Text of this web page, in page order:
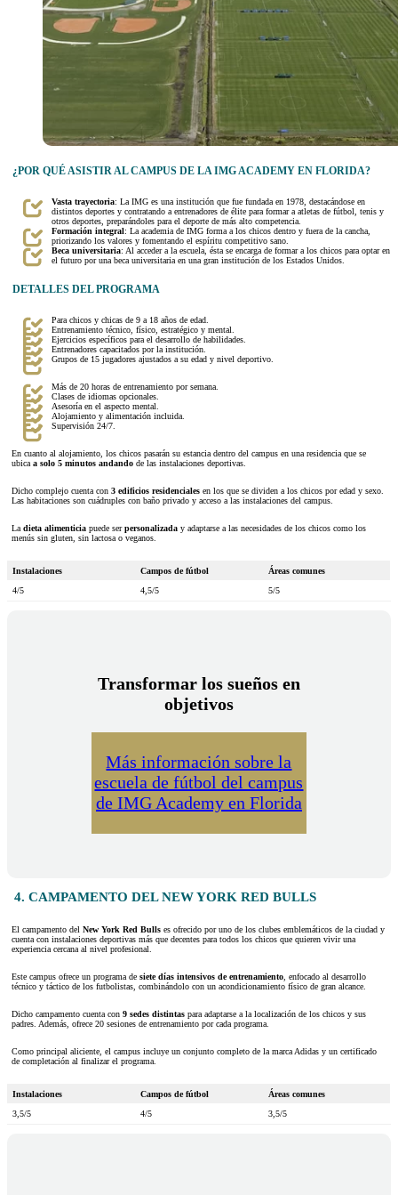
¿POR QUÉ ASISTIR AL CAMPUS DE LA IMG ACADEMY EN FLORIDA?
Vasta trayectoria: La IMG es una institución que fue fundada en 1978, destacándose en
distintos deportes y contratando a entrenadores de élite para formar a atletas de fútbol, tenis y
otros deportes, preparándoles para el deporte de más alto competencia.
Formación integral: La academia de IMG forma a los chicos dentro y fuera de la cancha,
priorizando los valores y fomentando el espíritu competitivo sano.
Beca universitaria: Al acceder a la escuela, ésta se encarga de formar a los chicos para optar en
el futuro por una beca universitaria en una gran institución de los Estados Unidos.
DETALLES DEL PROGRAMA
Para chicos y chicas de 9 a 18 años de edad.
Entrenamiento técnico, físico, estratégico y mental.
Ejercicios específicos para el desarrollo de habilidades.
Entrenadores capacitados por la institución.
Grupos de 15 jugadores ajustados a su edad y nivel deportivo.
Más de 20 horas de entrenamiento por semana.
Clases de idiomas opcionales.
Asesoría en el aspecto mental.
Alojamiento y alimentación incluida.
Supervisión 24/7.
En cuanto al alojamiento, los chicos pasarán su estancia dentro del campus en una residencia que se
ubica a solo 5 minutos andando de las instalaciones deportivas.
Dicho complejo cuenta con 3 edificios residenciales en los que se dividen a los chicos por edad y sexo.
Las habitaciones son cuádruples con baño privado y acceso a las instalaciones del campus.
La dieta alimenticia puede serpersonalizada y adaptarse a las necesidades de los chicos como los
menús sin gluten, sin lactosa o veganos.
Instalaciones Campos de fútbol
Áreas comunes
4/5
4,5/5 5/5
Transformar los sueños en
objetivos
Más información sobre la
escuela de fútbol del campus
de IMG Academy en Florida
4. CAMPAMENTO DEL NEW YORK RED BULLS
El campamento del New York Red Bulls es ofrecido por uno de los clubes emblemáticos de la ciudad y
cuenta con instalaciones deportivas más que decentes para todos los chicos que quieren vivir una
experiencia cercana al nivel profesional.
Este campus ofrece un programa de siete días intensivos de entrenamiento , enfocado al desarrollo
técnico y táctico de los futbolistas, combinándolo con un acondicionamiento físico de gran alcance.
Dicho campamento cuenta con 9 sedes distintas para adaptarse a la localización de los chicos y sus
padres. Además, ofrece 20 sesiones de entrenamiento por cada programa.
Como principal aliciente, el campus incluye un conjunto completo de la marca Adidas y un certificado
de completación al finalizar el programa.
Instalaciones Campos de fútbol
Áreas comunes
3,5/5
4/5 3,5/5